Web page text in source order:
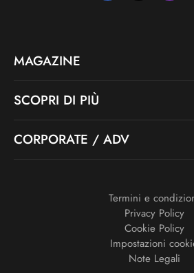
MAGAZINE
SCOPRI DI PIÙ
CORPORATE / ADV
Termini e
Privacy Policy
Cookie Policy
Impostazioni
Note Legali